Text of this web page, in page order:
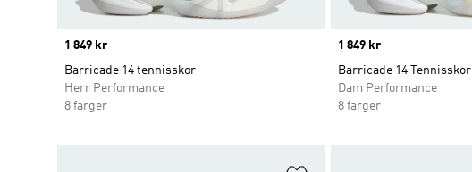
Price
1 849 kr
Barricade 14 tennisskor
Herr Performance
8 färger
Price
1 849 kr
Barricade 14 Tennisskor
Dam Performance
8 färger